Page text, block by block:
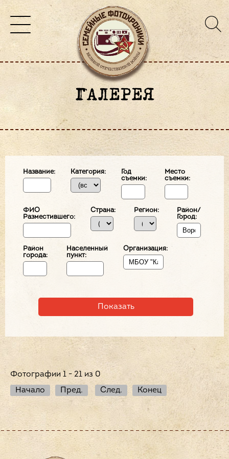
ГАЛЕРЕЯ
Название: Категория:
Год
съемки:
Место
съемки:
ФИО
Разместившего:
Страна: Регион:
Район/
Город:
Район
города:
Населенный
пункт:
Организация:
Фотографии 1 - 21 из 0
Начало
Пред. След. Конец